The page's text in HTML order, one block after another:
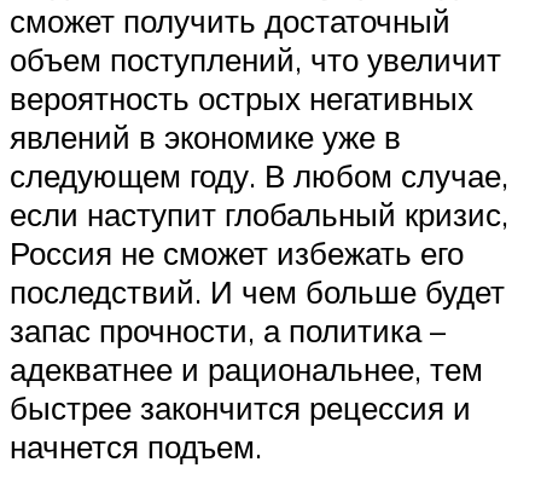
сможет получить достаточный
объем поступлений, что увеличит
вероятность острых негативных
явлений в экономике уже в
следующем году. В любом случае,
если наступит глобальный кризис,
Россия не сможет избежать его
последствий. И чем больше будет
запас прочности, а политика –
адекватнее и рациональнее, тем
быстрее закончится рецессия и
начнется подъем.